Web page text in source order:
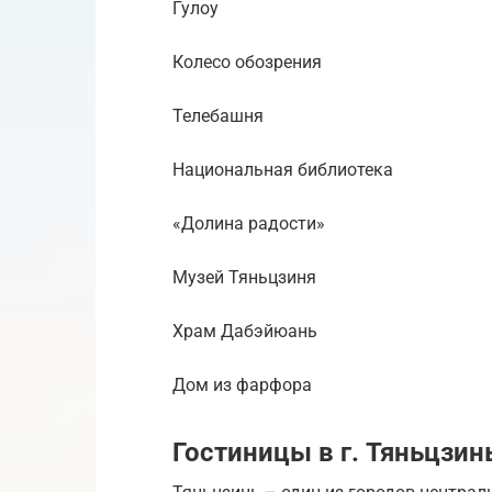
Гулоу
Колесо обозрения
Телебашня
Национальная библиотека
«Долина радости»
Музей Тяньцзиня
Храм Дабэйюань
Дом из фарфора
Гостиницы в г.